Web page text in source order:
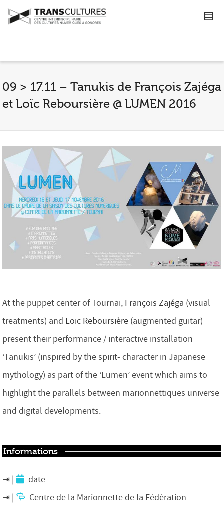
09 > 17.11 – Tanukis de François Zajéga
et Loïc Reboursière @ LUMEN 2016
At the puppet center of Tournai, François Zajéga (visual
treatments) and Loïc Reboursière (augmented guitar)
present their performance / interactive installation
‘Tanukis’ (inspired by the spirit- character in Japanese
mythology) as part of the ‘Lumen’ event which aims to
highlight the parallels between marionnettiques universe
and digital developments.
Informations
date
Centre de la Marionnette de la Fédération